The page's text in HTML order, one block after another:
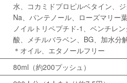
水、コカミドプロピルベタイン、
Na、パンテノール、ローズマリー
ノイルトリペプチド-1、ベンチレ
酸、メチルバラベン、BG、加水分
＊オイル、エタノールフリー
80ml（約200プッシュ）